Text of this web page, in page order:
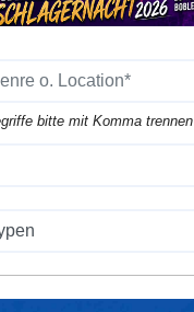
bitte mit Komma trennen